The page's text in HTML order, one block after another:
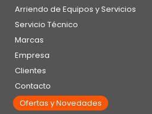
Arriendo de Equipos y Servicios
Servicio Técnico
Marcas
Empresa
Clientes
Contacto
Ofertas y Novedades